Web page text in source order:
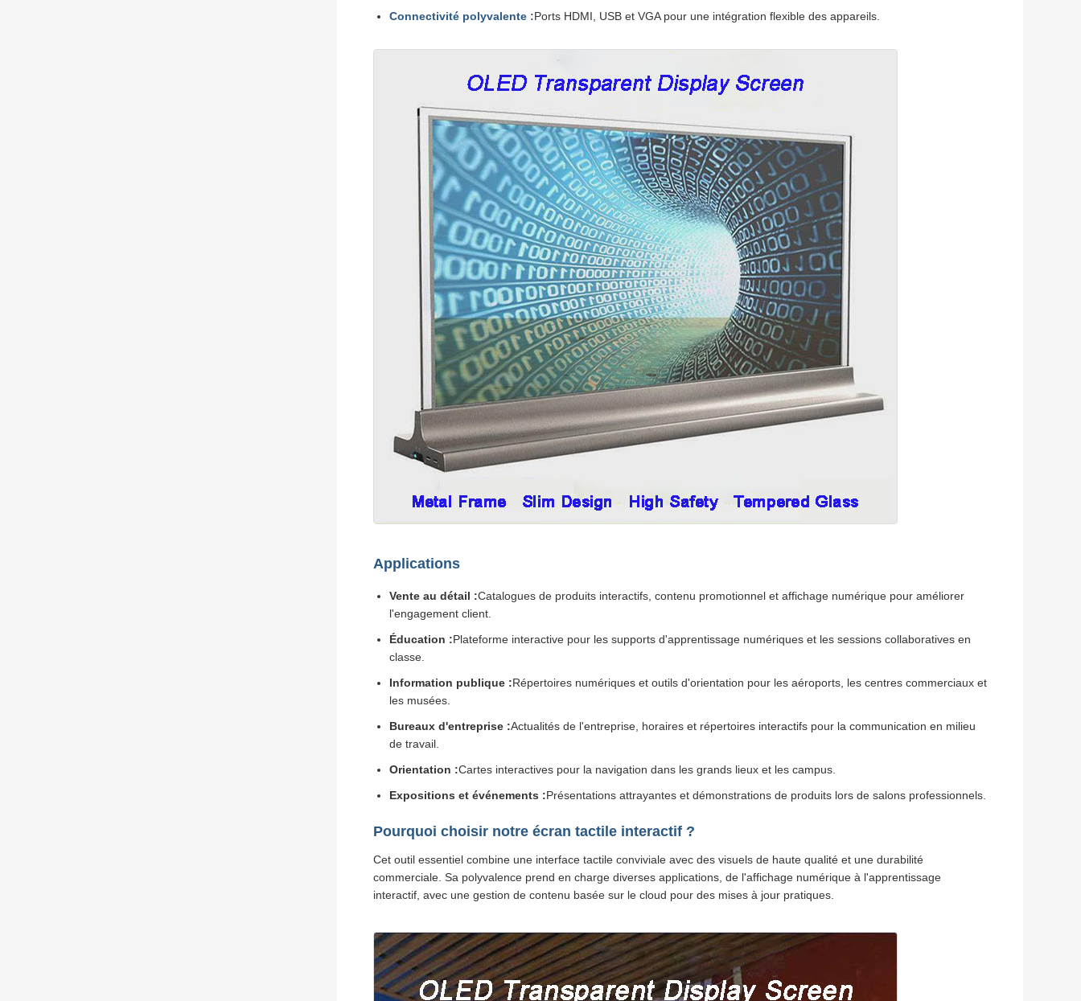
Connectivité polyvalente :Ports HDMI, USB et VGA pour une intégration flexible des appareils.
Applications
Vente au détail :Catalogues de produits interactifs, contenu promotionnel et affichage numérique pour améliorer
l'engagement client.
Éducation :Plateforme interactive pour les supports d'apprentissage numériques et les sessions collaboratives en
classe.
Information publique :Répertoires numériques et outils d'orientation pour les aéroports, les centres commerciaux et
les musées.
Bureaux d'entreprise :Actualités de l'entreprise, horaires et répertoires interactifs pour la communication en milieu
de travail.
Orientation :Cartes interactives pour la navigation dans les grands lieux et les campus.
Expositions et événements :Présentations attrayantes et démonstrations de produits lors de salons professionnels.
Pourquoi choisir notre écran tactile interactif ?
Cet outil essentiel combine une interface tactile conviviale avec des visuels de haute qualité et une durabilité
commerciale. Sa polyvalence prend en charge diverses applications, de l'affichage numérique à l'apprentissage
interactif, avec une gestion de contenu basée sur le cloud pour des mises à jour pratiques.